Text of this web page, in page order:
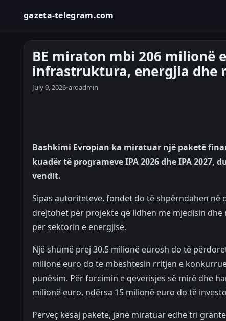
gazeta-telegram.com
BE miraton mbi 206 milionë
infrastruktura, energjia dhe
July 9, 2026•aroadmin
Bashkimi Evropian ka miratuar një paketë
kuadër të programeve IPA 2026 dhe IPA
vendit.
Sipas autoriteteve, fondet do të shpërndahen
drejtohet për projekte që lidhen me mjedisin
për sektorin e energjisë.
Një shumë prej 30.5 milionë eurosh do të
milionë euro do të mbështesin rritjen e
punësim. Për forcimin e qeverisjes së mirë dhe
milionë euro, ndërsa 15 milionë euro do të
Përveç kësaj pakete, janë miratuar edhe tri